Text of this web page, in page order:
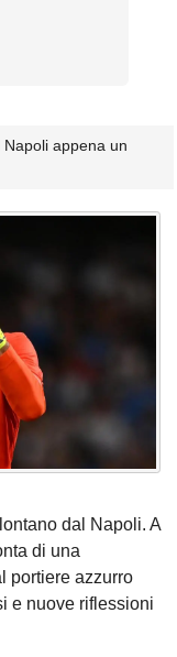
appena un
dal Napoli. A
di una
portiere azzurro
e nuove riflessioni